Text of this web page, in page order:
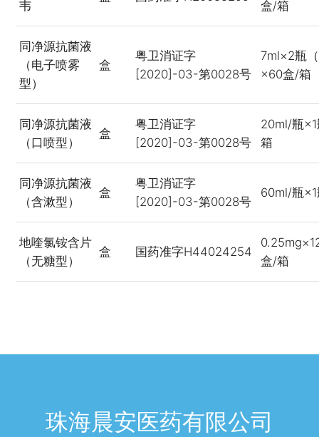
韦 盒/箱
同净源抗菌液
（电子喷雾
型）
盒
粤卫消证字
[2020]-03-第0028号
7ml×2瓶
×60盒/箱
同净源抗菌液
（口喷型）
盒
粤卫消证字
[2020]-03-第0028号
20ml/瓶
箱
同净源抗菌液
（含漱型）
盒
粤卫消证字
[2020]-03-第0028号
60ml/瓶
地喹氯铵含片
（无糖型）
盒 国药准字H44024254
盒/箱
珠海晨安医药有限公司